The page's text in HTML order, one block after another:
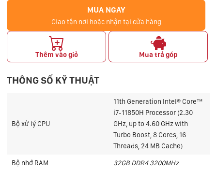
MUA NGAY
Giao tận nơi hoặc nhận tại cửa hàng
Thêm vào giỏ Mua trả góp
THÔNG SỐ KỸ THUẬT
Bộ xử lý CPU
11th Generation Intel® Core™
i7-11850H Processor (2.30
GHz, up to 4.60 GHz with
Turbo Boost, 8 Cores, 16
Threads, 24 MB Cache)
Bộ nhớ RAM 32GB DDR4 3200MHz